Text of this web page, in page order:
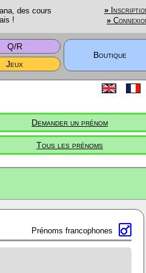
des cours
!
»
»
Q/R
Boutique
Jeux
Demander un prénom
Tous les prénoms
Prénoms francophones